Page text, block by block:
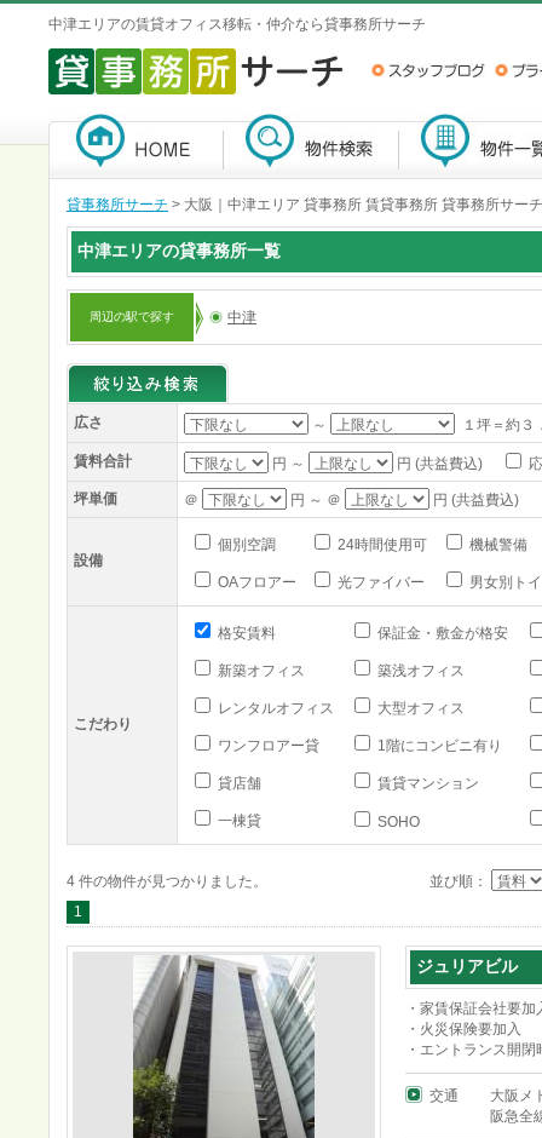
中津エリアの賃貸オフィス移転・仲介なら貸事務所サーチ
貸事務所サーチ > 大阪｜中津エリア 貸事務所 賃貸事務所 貸事務所サーチ
中津エリアの貸事務所一覧
周辺の駅で探す 中津
広さ ～ １坪＝約３
賃料合計 円 ～ 円 (共益費込)
坪単価 ＠ 円 ～ ＠ 円 (共益費込)
設備
個別空調 24時間使用可 機械警備
OAフロアー 光ファイバー 男女別ト
こだわり
格安賃料 保証金・敷金が格安
新築オフィス 築浅オフィス
レンタルオフィス 大型オフィス
ワンフロアー貸 1階にコンビニ有り
貸店舗 賃貸マンション
一棟貸 SOHO
4 件の物件が見つかりました。
並び順：
1
ジュリアビル
・家賃保証会社要加
・火災保険要加入
・エントランス開
交通
大阪メ
阪急全